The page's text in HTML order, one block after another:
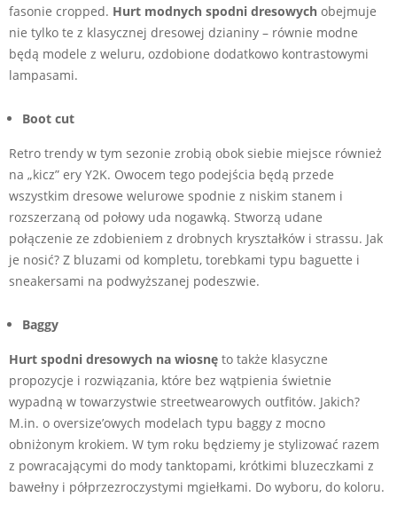
fasonie cropped. Hurt modnych spodni dresowych obejmuje
nie tylko te z klasycznej dresowej dzianiny – równie modne
będą modele z weluru, ozdobione dodatkowo kontrastowymi
lampasami.
Boot cut
Retro trendy w tym sezonie zrobią obok siebie miejsce również
na „kicz” ery Y2K. Owocem tego podejścia będą przede
wszystkim dresowe welurowe spodnie z niskim stanem i
rozszerzaną od połowy uda nogawką. Stworzą udane
połączenie ze zdobieniem z drobnych kryształków i strassu. Jak
je nosić? Z bluzami od kompletu, torebkami typu baguette i
sneakersami na podwyższanej podeszwie.
Baggy
Hurt spodni dresowych na wiosnę to także klasyczne
propozycje i rozwiązania, które bez wątpienia świetnie
wypadną w towarzystwie streetwearowych outfitów. Jakich?
M.in. o oversize’owych modelach typu baggy z mocno
obniżonym krokiem. W tym roku będziemy je stylizować razem
z powracającymi do mody tanktopami, krótkimi bluzeczkami z
bawełny i półprzezroczystymi mgiełkami. Do wyboru, do koloru.